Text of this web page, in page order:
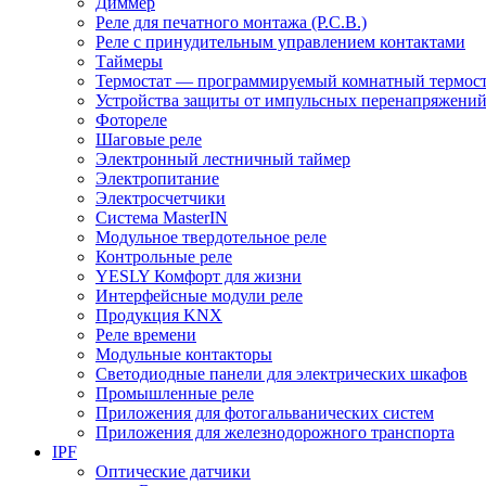
Реле для печатного монтажа (P.C.B.)
Реле с принудительным управлением контактами
Таймеры
Термостат — программируемый комнатный
Устройства защиты от импульсных
Фотореле
Шаговые реле
Электронный лестничный таймер
Электропитание
Электросчетчики
Система MasterIN
Модульное твердотельное реле
Контрольные реле
YESLY Комфорт для жизни
Интерфейсные модули реле
Продукция KNX
Реле времени
Модульные контакторы
Светодиодные панели для электрических шкафов
Промышленные реле
Приложения для фотогальванических систем
Приложения для железнодорожного транспорта
IPF
Оптические датчики